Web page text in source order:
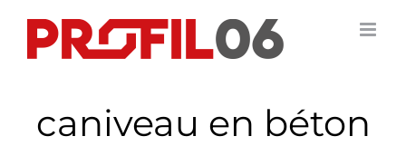
contenu
caniveau en béton